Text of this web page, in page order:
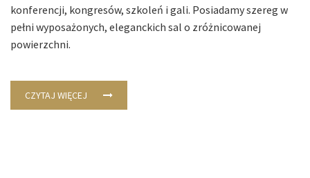
konferencji, kongresów, szkoleń i gali. Posiadamy szereg w
pełni wyposażonych, eleganckich sal o zróżnicowanej
powierzchni.
CZYTAJ WIĘCEJ